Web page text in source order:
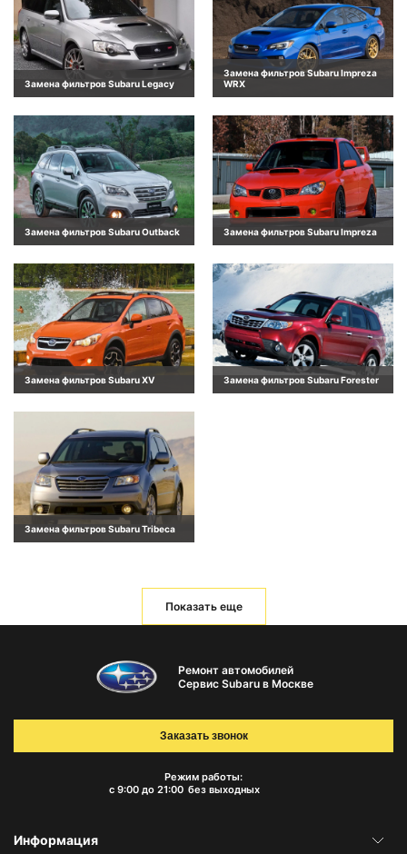
Замена фильтров Subaru Legacy
Замена фильтров Subaru Impreza
WRX
Замена фильтров Subaru Outback Замена фильтров Subaru Impreza
Замена фильтров Subaru XV Замена фильтров Subaru Forester
Замена фильтров Subaru Tribeca
Показать еще
Ремонт автомобилей
Сервис Subaru в Москве
Режим работы:
с 9:00 до 21:00 без выходных
Заказать звонок
Информация